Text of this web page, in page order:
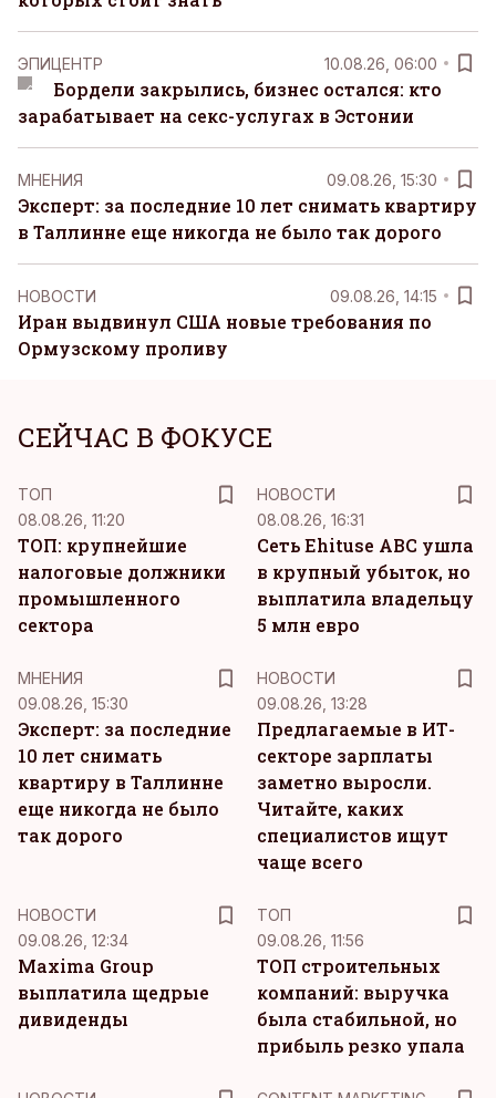
ЭПИЦЕНТР 10.08.26, 06:00
Бордели закрылись, бизнес остался: кто
зарабатывает на секс-услугах в Эстонии
MНЕНИЯ 09.08.26, 15:30
Эксперт: за последние 10 лет снимать квартиру
в Таллинне еще никогда не было так дорого
НОВОСТИ 09.08.26, 14:15
Иран выдвинул США новые требования по
Ормузскому проливу
СЕЙЧАС В ФОКУСЕ
ТОП
08.08.26, 11:20
ТОП: крупнейшие
налоговые должники
промышленного
сектора
НОВОСТИ
08.08.26, 16:31
Сеть Ehituse ABC ушла
в крупный убыток, но
выплатила владельцу
5 млн евро
MНЕНИЯ
09.08.26, 15:30
Эксперт: за последние
10 лет снимать
квартиру в Таллинне
еще никогда не было
так дорого
НОВОСТИ
09.08.26, 13:28
Предлагаемые в ИТ-
секторе зарплаты
заметно выросли.
Читайте, каких
специалистов ищут
чаще всего
НОВОСТИ
09.08.26, 12:34
Maxima Group
выплатила щедрые
дивиденды
ТОП
09.08.26, 11:56
ТОП строительных
компаний: выручка
была стабильной, но
прибыль резко упала